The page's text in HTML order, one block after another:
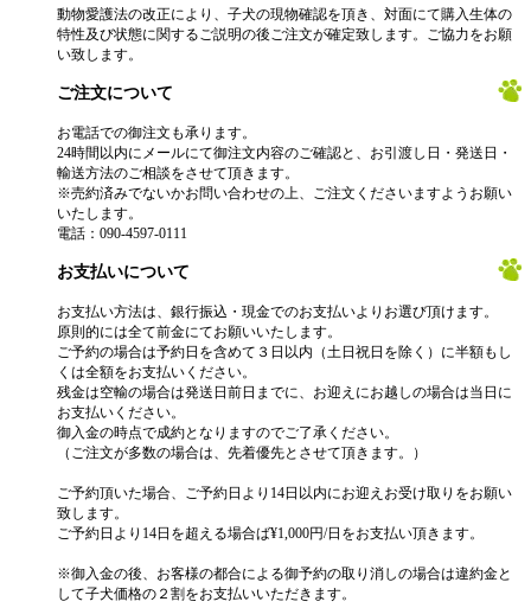
動物愛護法の改正により、子犬の現物確認を頂き、対面にて購入生体の
特性及び状態に関するご説明の後ご注文が確定致します。ご協力をお願
い致します。
ご注文について
お電話での御注文も承ります。
24時間以内にメールにて御注文内容のご確認と、お引渡し日・発送日・
輸送方法のご相談をさせて頂きます。
※売約済みでないかお問い合わせの上、ご注文くださいますようお願い
いたします。
電話：090-4597-0111
お支払いについて
お支払い方法は、銀行振込・現金でのお支払いよりお選び頂けます。
原則的には全て前金にてお願いいたします。
ご予約の場合は予約日を含めて３日以内（土日祝日を除く）に半額もし
くは全額をお支払いください。
残金は空輸の場合は発送日前日までに、お迎えにお越しの場合は当日に
お支払いください。
御入金の時点で成約となりますのでご了承ください。
（ご注文が多数の場合は、先着優先とさせて頂きます。）
ご予約頂いた場合、ご予約日より14日以内にお迎えお受け取りをお願い
致します。
ご予約日より14日を超える場合ば¥1,000円/日をお支払い頂きます。
※御入金の後、お客様の都合による御予約の取り消しの場合は違約金と
して子犬価格の２割をお支払いいただきます。